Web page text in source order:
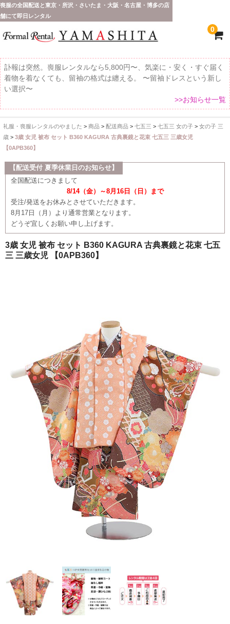
喪服の全国配送と東京・所沢・さいたま・大阪・名古屋・博多の店
舗にて即日レンタル
0
訃報は突然。喪服レンタルなら5,800円〜、気楽に・安く・すぐ届く
着物を着なくても、留袖の格式は纏える。 〜留袖ドレスという新し
い選択〜
>>お知らせ一覧
ホーム
全 国 配 送
受取り場所が選べます
東京即日バイク便
配送・お支払い方法
ご注文の流れ
よくあるご質問
礼服・喪服レンタルのやました > 商品> 配送商品> 七五三 > 七五三 女の子 > 女の子 三
歳> 3歳 女児 被布 セット B360 KAGURA 古典裏鏡と花束 七五三 三歳女児
【0APB360】
【配送受付 夏季休業日のお知らせ】
全国配送につきまして
8/14（金）～8月16日（日）まで
受注/発送をお休みとさせていただきます。
8月17日（月）より通常営業となります。
どうぞ宜しくお願い申し上げます。
3歳 女児 被布 セット B360 KAGURA 古典裏鏡と花束 七五
三 三歳女児 【0APB360】